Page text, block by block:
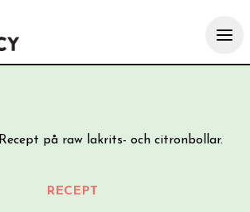
Recept på raw lakrits- och citronbollar.
RECEPT